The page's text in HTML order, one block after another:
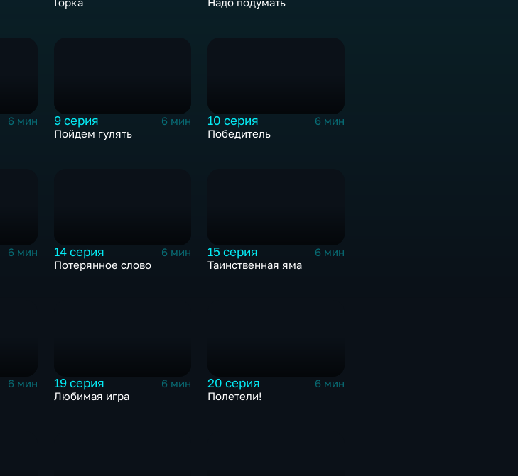
Горка
Надо подумать
6 мин
9 серия
6 мин
Пойдем гулять
10 серия
6 мин
Победитель
6 мин
14 серия
6 мин
Потерянное слово
15 серия
6 мин
Таинственная яма
6 мин
19 серия
6 мин
Любимая игра
20 серия
6 мин
Полетели!